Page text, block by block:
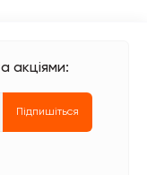
акціями:
Підпишіться